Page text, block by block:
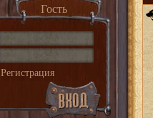
Гость
Регистрация